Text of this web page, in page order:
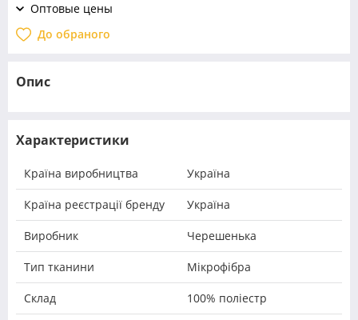
Оптовые цены
До обраного
Опис
Характеристики
Країна виробництва Україна
Країна реєстрації бренду Україна
Виробник Черешенька
Тип тканини Мікрофібра
Склад 100% поліестр